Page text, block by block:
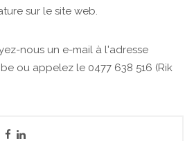
sur le site web.
nous un e-mail à l'adresse
ou appelez le 0477 638 516 (Rik